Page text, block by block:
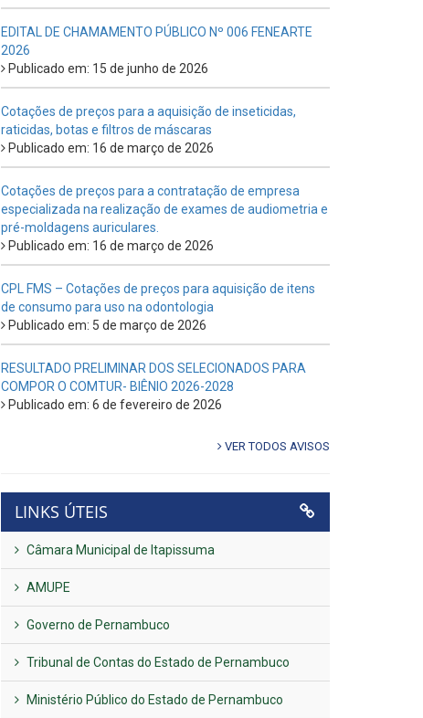
EDITAL DE CHAMAMENTO PÚBLICO Nº 006 FENEARTE
2026
Publicado em: 15 de junho de 2026
Cotações de preços para a aquisição de inseticidas,
raticidas, botas e filtros de máscaras
Publicado em: 16 de março de 2026
Cotações de preços para a contratação de empresa
especializada na realização de exames de audiometria e
pré-moldagens auriculares.
Publicado em: 16 de março de 2026
CPL FMS – Cotações de preços para aquisição de itens
de consumo para uso na odontologia
Publicado em: 5 de março de 2026
RESULTADO PRELIMINAR DOS SELECIONADOS PARA
COMPOR O COMTUR- BIÊNIO 2026-2028
Publicado em: 6 de fevereiro de 2026
VER TODOS AVISOS
LINKS ÚTEIS
Câmara Municipal de Itapissuma
AMUPE
Governo de Pernambuco
Tribunal de Contas do Estado de Pernambuco
Ministério Público do Estado de Pernambuco